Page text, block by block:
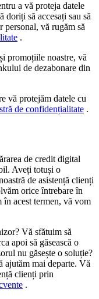
a vă proteja datele
doriți să accesați sau să
personal, vă rugăm să
.
promoțiile noastre, vă
de dezabonare din
vă protejăm datele cu
de confidențialitate .
de credit digital
Aveți totuși o
de asistență clienți
orice întrebare în
în acest termen, vă vom
Vă sfătuim să
apoi să găsească o
nu găsește o soluție?
ajutăm mai departe. Vă
clienți prin
.